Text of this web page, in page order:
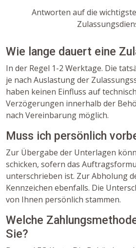
Antworten auf die
Wie lange dauert eine
In der Regel 1-2 Werktage. Die
je nach Auslastung der
haben keinen Einfluss auf
Verzögerungen innerhalb der
nach Vereinbarung möglich.
Muss ich persönlich
Zur Übergabe der Unterlagen
schicken, sofern das
unterschrieben ist. Zur Abholung
Kennzeichen ebenfalls. Die
von Ihnen persönlich stammen.
Welche
Sie?